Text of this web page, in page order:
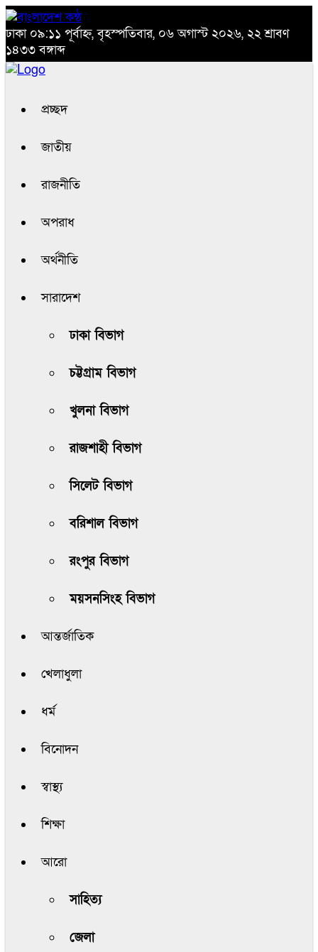
ঢাকা ০৯:১১ পূর্বাহ্ন, বৃহস্পতিবার, ০৬ অগাস্ট ২০২৬, ২২ শ্রাবণ
১৪৩৩ বঙ্গাব্দ
প্রচ্ছদ
জাতীয়
রাজনীতি
অপরাধ
অর্থনীতি
সারাদেশ
ঢাকা বিভাগ
চট্টগ্রাম বিভাগ
খুলনা বিভাগ
রাজশাহী বিভাগ
সিলেট বিভাগ
বরিশাল বিভাগ
রংপুর বিভাগ
ময়সনসিংহ বিভাগ
আন্তর্জাতিক
খেলাধুলা
ধর্ম
বিনোদন
স্বাস্থ্য
শিক্ষা
আরো
সাহিত্য
জেলা